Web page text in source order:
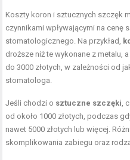
Koszty koron i sztucznych szczęk
czynnikami wpływającymi na cenę
stomatologicznego. Na przykład,
droższe niż te wykonane z metalu,
do 3000 złotych, w zależności od
stomatologa.
Jeśli chodzi o sztuczne szczęki,
od około 1000 złotych, podczas
nawet 5000 złotych lub więcej.
skomplikowania zabiegu oraz